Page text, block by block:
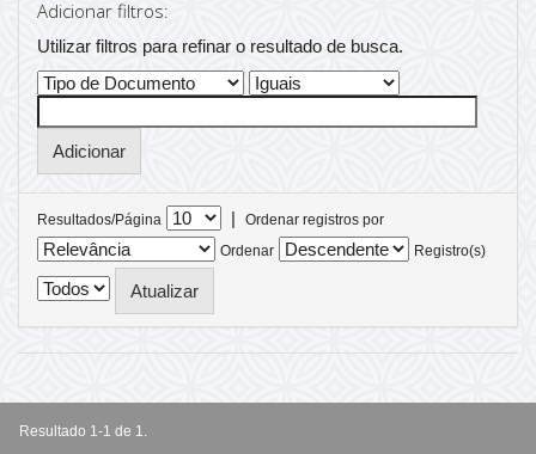
Adicionar filtros:
Utilizar filtros para refinar o resultado de busca.
Resultados/Página |
Ordenar registros por
Ordenar
Registro(s)
Resultado 1-1 de 1.